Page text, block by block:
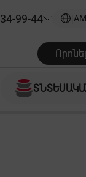
99-44
Որոնել